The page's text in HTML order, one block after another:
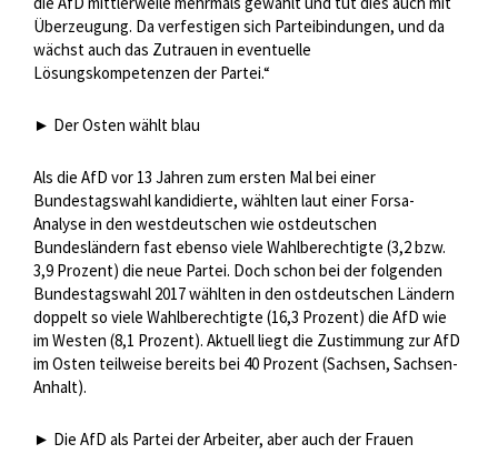
Überzeugung. Da verfestigen sich Parteibindungen, und da
wächst auch das Zutrauen in eventuelle
Lösungskompetenzen der Partei.“
► Der Osten wählt blau
Als die AfD vor 13 Jahren zum ersten Mal bei einer
Bundestagswahl kandidierte, wählten laut einer Forsa-
Analyse in den westdeutschen wie ostdeutschen
Bundesländern fast ebenso viele Wahlberechtigte (3,2 bzw.
3,9 Prozent) die neue Partei. Doch schon bei der folgenden
Bundestagswahl 2017 wählten in den ostdeutschen Ländern
doppelt so viele Wahlberechtigte (16,3 Prozent) die AfD wie
im Westen (8,1 Prozent). Aktuell liegt die Zustimmung zur AfD
im Osten teilweise bereits bei 40 Prozent (Sachsen, Sachsen-
Anhalt).
► Die AfD als Partei der Arbeiter, aber auch der Frauen